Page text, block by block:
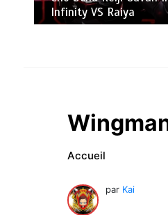
Infinity VS Raiya
Accueil
par Kai